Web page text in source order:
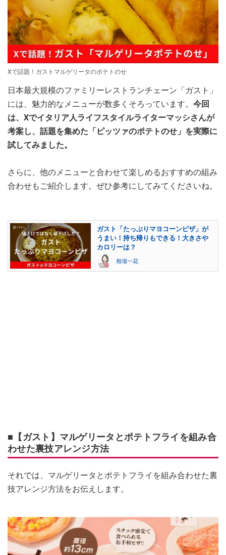
Xで話題！ガストマルゲリータのポテトのせ
日本最大規模のファミリーレストランチェーン「ガスト」
には、魅力的なメニューが数多くそろっています。 今回
は、Xでイタリア人ライフスタイルライターマッシさんが
考案し、話題を集めた「ピッツァのポテトのせ」を実際に
試してみました。
さらに、他のメニューと合わせて楽しめるおすすめの組み
合わせもご紹介します。ぜひ参考にしてみてくださいね。
ガスト「たっぷりマヨコーンピザ」が
うまい！持ち帰りもできる！大きさや
カロリーは？
相場一花
■【ガスト】マルゲリータとポテトフライを組み合
わせた裏技アレンジ方法
それでは、マルゲリータとポテトフライを組み合わせた裏
技アレンジ方法をお伝えします。